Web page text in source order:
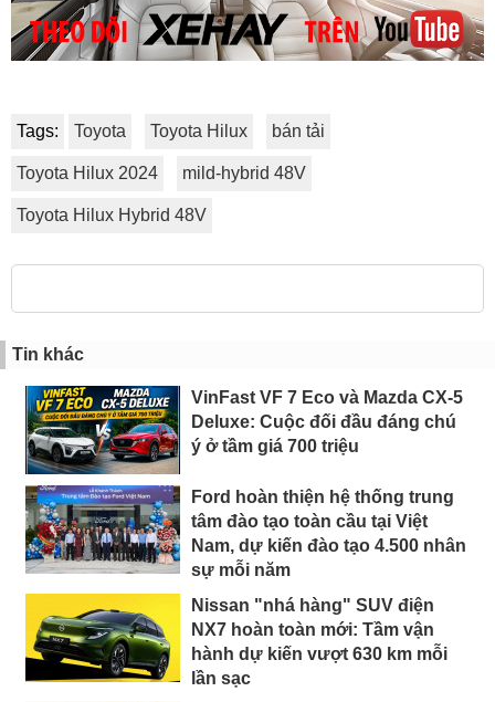
Tags: Toyota Toyota Hilux bán tải
Toyota Hilux 2024 mild-hybrid 48V
Toyota Hilux Hybrid 48V
Tin khác
VinFast VF 7 Eco và Mazda CX-5
Deluxe: Cuộc đối đầu đáng chú
ý ở tầm giá 700 triệu
Ford hoàn thiện hệ thống trung
tâm đào tạo toàn cầu tại Việt
Nam, dự kiến đào tạo 4.500 nhân
sự mỗi năm
Nissan "nhá hàng" SUV điện
NX7 hoàn toàn mới: Tầm vận
hành dự kiến vượt 630 km mỗi
lần sạc